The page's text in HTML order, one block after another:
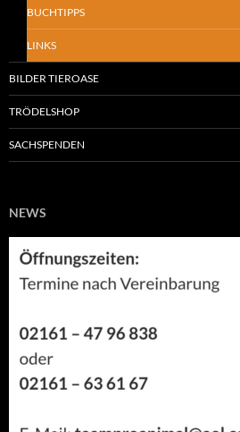
BUCHTIPPS
LINKS
BILDER TIEROASE
TRÖDELSHOP
SACHSPENDEN
NEWS